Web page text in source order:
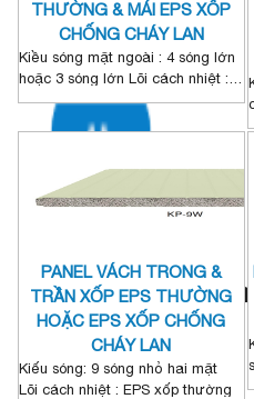
+30
THƯỜNG & MÁI EPS XỐP
CHỐNG CHÁY LAN
Kiều sóng mặt ngoài : 4 sóng lớn
hoặc 3 sóng lớn Lõi cách nhiệt :
xốp thường EPS hoặc Xốp EPS
chống cháy lan theo tiêu chuẩn
PANEL VÁCH TRONG &
TRẦN XỐP EPS THƯỜNG
HOẶC EPS XỐP CHỐNG
CHÁY LAN
Kiếu sóng: 9 sóng nhỏ hai mặt
Lõi cách nhiệt : EPS xốp thường